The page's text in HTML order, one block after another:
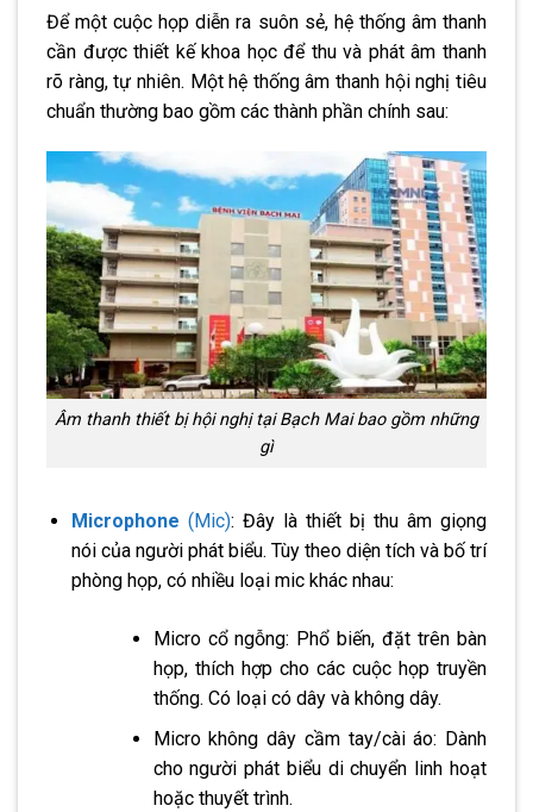
Để một cuộc họp diễn ra suôn sẻ, hệ thống âm thanh
cần được thiết kế khoa học để thu và phát âm thanh
rõ ràng, tự nhiên. Một hệ thống âm thanh hội nghị tiêu
chuẩn thường bao gồm các thành phần chính sau:
Âm thanh thiết bị hội nghị tại Bạch Mai bao gồm những
gì
Microphone (Mic): Đây là thiết bị thu âm giọng
nói của người phát biểu. Tùy theo diện tích và bố trí
phòng họp, có nhiều loại mic khác nhau:
Micro cổ ngỗng: Phổ biến, đặt trên bàn
họp, thích hợp cho các cuộc họp truyền
thống. Có loại có dây và không dây.
Micro không dây cầm tay/cài áo: Dành
cho người phát biểu di chuyển linh hoạt
hoặc thuyết trình.